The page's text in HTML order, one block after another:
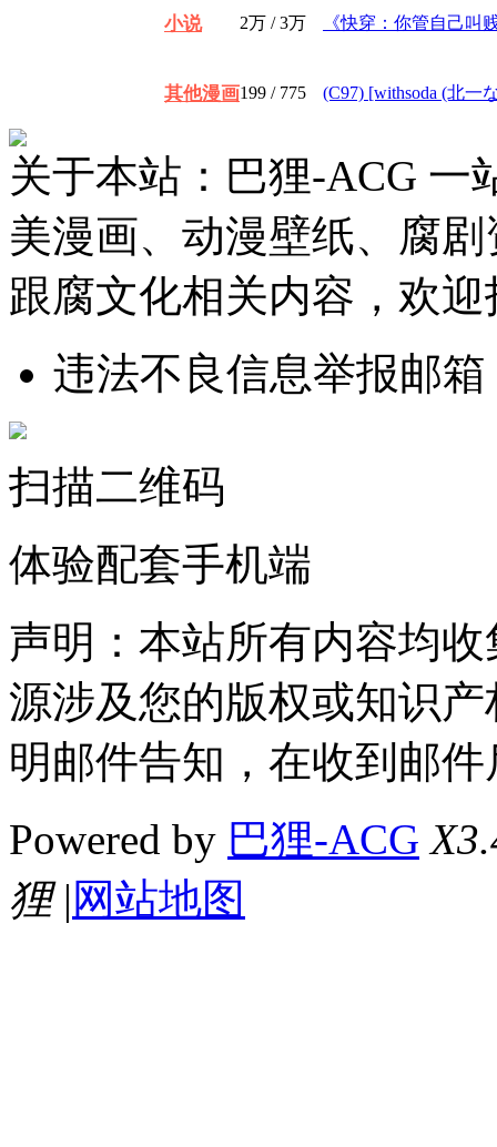
小说 2万 /3万 《快穿：你管自己叫
其他漫画199 / 775 (C97) [withsoda (北一
关于本站：巴狸-ACG 一
美漫画、动漫壁纸、腐
跟腐文化相关内容，欢迎
违法不良信息举报邮箱
扫描二维码
体验配套手机端
声明：本站所有内容均
源涉及您的版权或知识
明邮件告知，在收到邮
Powered by 巴狸-ACG
狸 | 网站地图